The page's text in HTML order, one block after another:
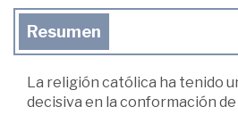
Resumen
La religión católica ha tenido
decisiva en la conformación de